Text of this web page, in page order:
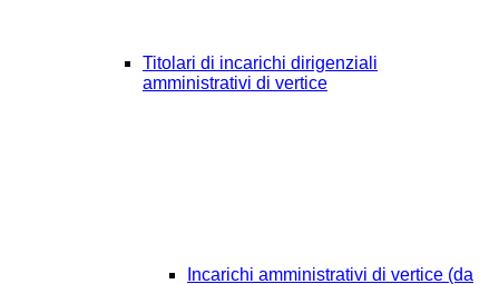
Titolari di incarichi dirigenziali
amministrativi di vertice
Incarichi amministrativi di vertice (da